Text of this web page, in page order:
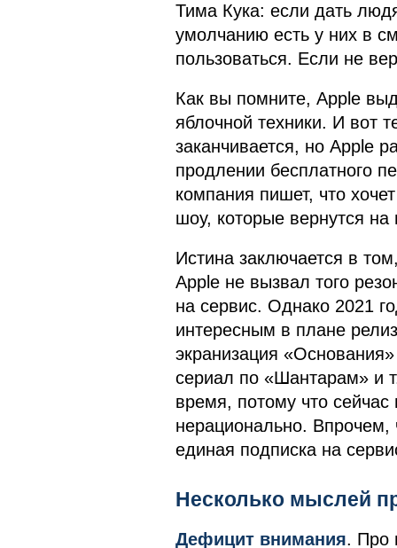
Тима Кука: если дать
умолчанию есть у них в
пользоваться. Если не
Как вы помните, Apple
яблочной техники. И вот
заканчивается, но Apple
продлении бесплатного
компания пишет, что
шоу, которые вернутся на
Истина заключается в
Apple не вызвал того
на сервис. Однако 2021
интересным в плане
экранизация
сериал по «Шантарам» и
время, потому что
нерационально. Впрочем,
единая подписка на
Несколько мыслей
Дефицит внимания. Про